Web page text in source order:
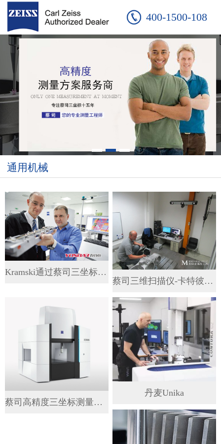
400-1500-108
通用机械
Kramski通过蔡司三坐标解决...
蔡司三维扫描仪-卡特彼勒公司应用...
蔡司高精度三坐标测量机Xenos...
丹麦Unika